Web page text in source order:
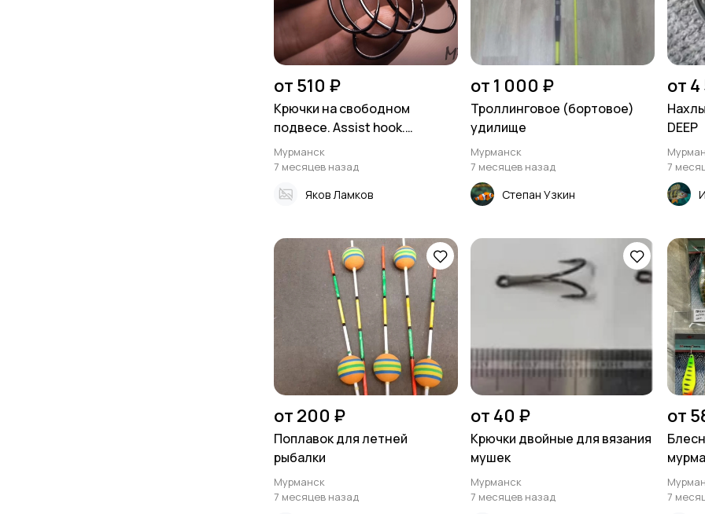
от 510 ₽
Крючки на свободном
подвесе. Assist hook.
Ассисты
Мурманск
7 месяцев назад
Яков Ламков
от 1 000 ₽
Троллинговое (бортовое)
удилище
Мурманск
7 месяцев назад
Степан Узкин
от
DEEP
7
от 200 ₽
Поплавок для летней
рыбалки
Мурманск
7 месяцев назад
от 40 ₽
Крючки двойные для вязания
мушек
Мурманск
7 месяцев назад
от
7